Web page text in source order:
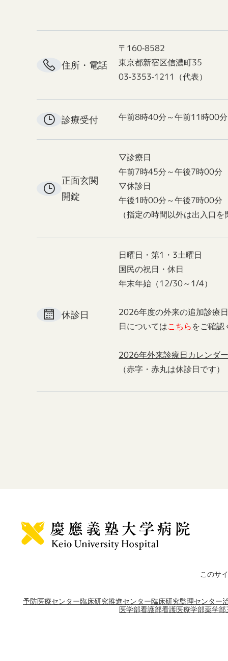
住所・電話
〒160-8582
東京都新宿区信濃町35
03-3353-1211（代表）
診療受付 午前8時40分～午前11時00分
正面玄関
開錠
▽診療日
午前7時45分～午後7時00分
▽休診日
午後1時00分～午後7時00分
（指定の時間以外は出入口を
休診日
日曜日・第1・3土曜日
国民の祝日・休日
年末年始（12/30～1/4）
2026年度の外来の追加診療
日についてはこちらをご確認
2026年外来診療日カレンダ
（赤字・赤丸は休診日です）
このサ
予防医療センター臨床研究推進センター臨床研究監理センター
医学部看護部看護医療学部薬学部